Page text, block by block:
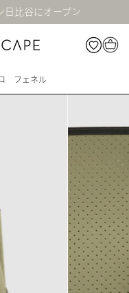
日比谷にオープン
フェネル